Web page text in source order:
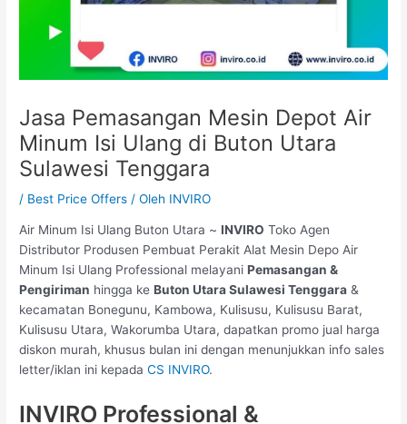
Jasa Pemasangan Mesin Depot Air
Minum Isi Ulang di Buton Utara
Sulawesi Tenggara
/ Best Price Offers / Oleh INVIRO
Air Minum Isi Ulang Buton Utara ~INVIRO Toko Agen
Distributor Produsen Pembuat Perakit Alat Mesin Depo Air
Minum Isi Ulang Professional melayaniPemasangan &
Pengiriman hingga keButon Utara Sulawesi Tenggara &
kecamatan Bonegunu, Kambowa, Kulisusu, Kulisusu Barat,
Kulisusu Utara, Wakorumba Utara, dapatkan promo jual harga
diskon murah, khusus bulan ini dengan menunjukkan info sales
letter/iklan ini kepadaCS INVIRO.
INVIRO Professional &